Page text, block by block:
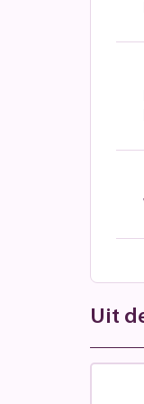
Uit